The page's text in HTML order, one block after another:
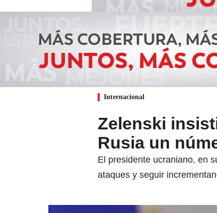
Internacional
Zelenski
Rusia un
El presidente ucraniano, en
ataques y seguir